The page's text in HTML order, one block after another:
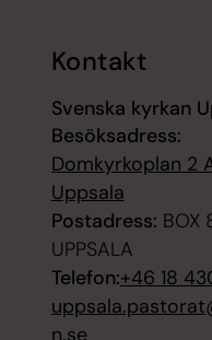
Kontakt
Svenska kyrkan
Besöksadress:
Domkyrkoplan 2
Uppsala
Postadress: BOX
UPPSALA
Telefon:+46 18
n.se